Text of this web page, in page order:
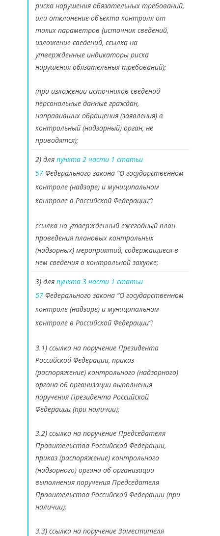
риска нарушения обязательных требований,
или отклонение объекта контроля от
таких параметров (источник сведений,
изложение сведений, ссылка на
утвержденные индикаторы риска
нарушения обязательных требований);
(при изложении источников сведений
персональные данные граждан,
направивших обращения (заявления) в
контрольный (надзорный) орган, не
приводятся);
2) для пункта 2 части 1 статьи
57 Федерального закона “О государственном
контроле (надзоре) и муниципальном
контроле в Российской Федерации”:
ссылка на утвержденный ежегодный план
проведения плановых контрольных
(надзорных) мероприятий, содержащиеся в
нем сведения о контрольной закупке;
3) для пункта 3 части 1 статьи
57 Федерального закона “О государственном
контроле (надзоре) и муниципальном
контроле в Российской Федерации”:
3.1) ссылка на поручение Президента
Российской Федерации, приказ
(распоряжение) контрольного (надзорного)
органа об организации выполнения
поручения Президента Российской
Федерации (при наличии);
3.2) ссылка на поручение Председателя
Правительства Российской Федерации,
приказ (распоряжение) контрольного
(надзорного) органа об организации
выполнения поручения Председателя
Правительства Российской Федерации (при
наличии);
3.3) ссылка на поручение Заместителя